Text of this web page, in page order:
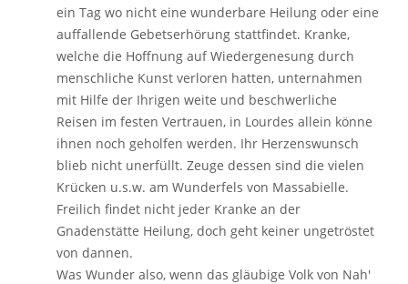
ein Tag wo nicht eine wunderbare Heilung oder eine
auffallende Gebetserhörung stattfindet. Kranke,
welche die Hoffnung auf Wiedergenesung durch
menschliche Kunst verloren hatten, unternahmen
mit Hilfe der Ihrigen weite und beschwerliche
Reisen im festen Vertrauen, in Lourdes allein könne
ihnen noch geholfen werden. Ihr Herzenswunsch
blieb nicht unerfüllt. Zeuge dessen sind die vielen
Krücken u.s.w. am Wunderfels von Massabielle.
Freilich findet nicht jeder Kranke an der
Gnadenstätte Heilung, doch geht keiner ungetröstet
von dannen.
Was Wunder also, wenn das gläubige Volk von Nah'